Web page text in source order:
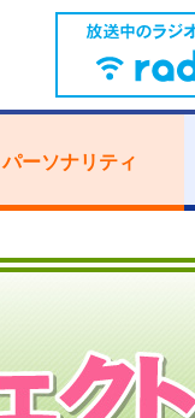
パーソナリティ